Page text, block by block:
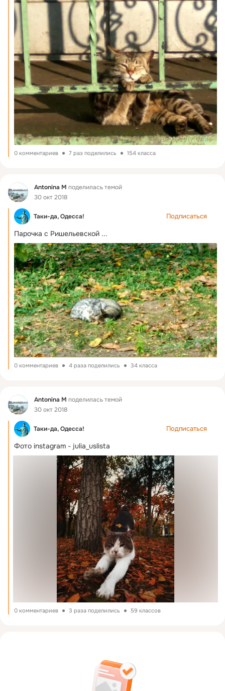
0 комментариев 7 раз поделились 154 класса
Antonina M поделилась темой
30 окт 2018
Таки-да, Одесса! Подписаться
Парочка с Ришельевской ...
0 комментариев 4 раза поделились 34 класса
Antonina M поделилась темой
30 окт 2018
Таки-да, Одесса! Подписаться
Фото instagram - julia_uslista
0 комментариев 3 раза поделились 59 классов